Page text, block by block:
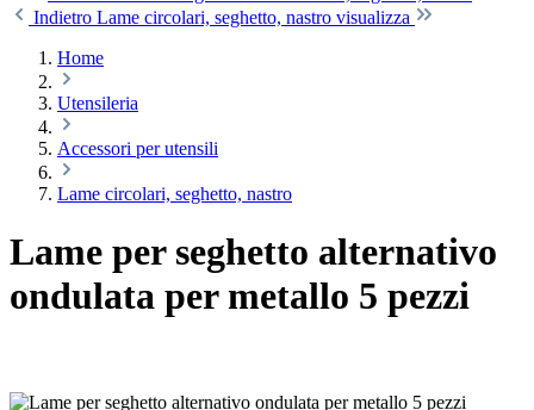
Indietro Lame circolari, seghetto, nastro visualizza
Home
Utensileria
Accessori per utensili
Lame circolari, seghetto, nastro
Lame per seghetto alternativo
ondulata per metallo 5 pezzi